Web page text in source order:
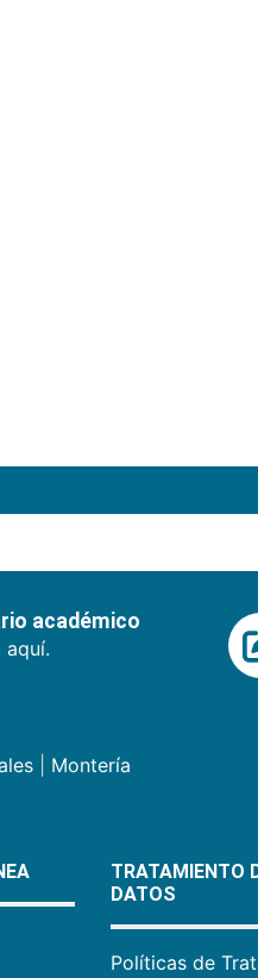
académico
aquí.
| Montería
TRATAMIENTO
DATOS
Políticas de